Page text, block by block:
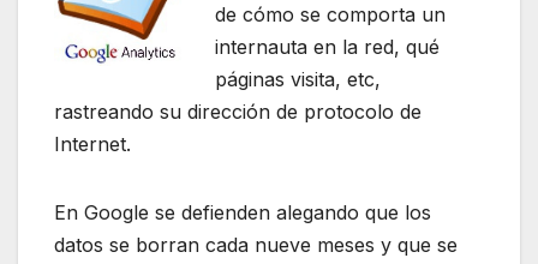
de cómo se comporta un
internauta en la red, qué
páginas visita, etc,
rastreando su dirección de protocolo de
Internet.
En Google se defienden alegando que los
datos se borran cada nueve meses y que se